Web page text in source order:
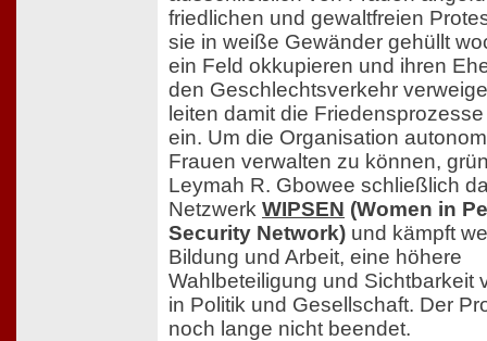
friedlichen und gewaltfreien
sie in weiße Gewänder gehüllt
ein Feld okkupieren und ihren
den Geschlechtsverkehr
leiten damit die
ein. Um die Organisation
Frauen verwalten zu können,
Leymah R. Gbowee schließlich
Netzwerk WIPSEN (Women in
Security Network) und kämpft
Bildung und Arbeit, eine höhere
Wahlbeteiligung und Sichtbarkeit
in Politik und Gesellschaft. Der
noch lange nicht beendet.